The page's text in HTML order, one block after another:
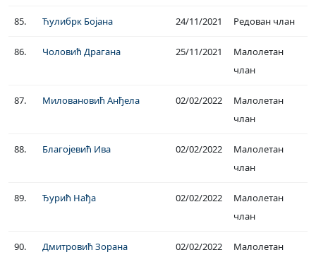
85. Ћулибрк Бојана 24/11/2021 Редован члан
86. Чоловић Драгана 25/11/2021
Малолетан
члан
87. Миловановић Анђела 02/02/2022
Малолетан
члан
88. Благојевић Ива 02/02/2022
Малолетан
члан
89. Ђурић Нађа 02/02/2022
Малолетан
члан
90. Дмитровић Зорана 02/02/2022
Малолетан